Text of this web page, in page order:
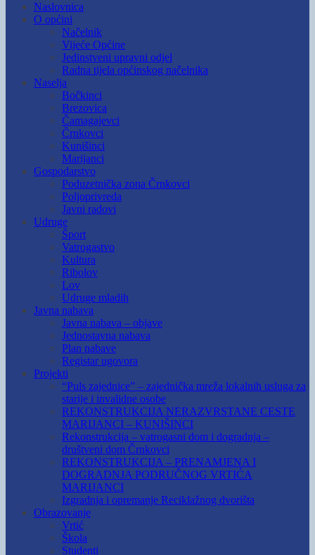
Naslovnica
O općini
Načelnik
Vijeće Općine
Jedinstveni upravni odjel
Radna tijela općinskog načelnika
Naselja
Bočkinci
Brezovica
Čamagajevci
Črnkovci
Kunišinci
Marijanci
Gospodarstvo
Poduzetnička zona Črnkovci
Poljoprivreda
Javni radovi
Udruge
Šport
Vatrogastvo
Kultura
Ribolov
Lov
Udruge mladih
Javna nabava
Javna nabava – objave
Jednostavna nabava
Plan nabave
Registar ugovora
Projekti
“Puls zajednice” – zajednička mreža lokalnih usluga za
starije i invalidne osobe
REKONSTRUKCIJA NERAZVRSTANE CESTE
MARIJANCI – KUNIŠINCI
Rekonstrukcija – vatrogasni dom i dogradnja –
društveni dom Črnkovci
REKONSTRUKCIJA – PRENAMJENA I
DOGRADNJA PODRUČNOG VRTIĆA
MARIJANCI
Izgradnja i opremanje Reciklažnog dvorišta
Obrazovanje
Vrtić
Škola
Studenti